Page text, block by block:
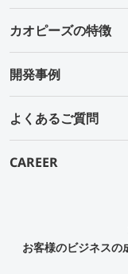
カオピーズの特徴
開発事例
よくあるご質問
CAREER
お客様のビジネスの